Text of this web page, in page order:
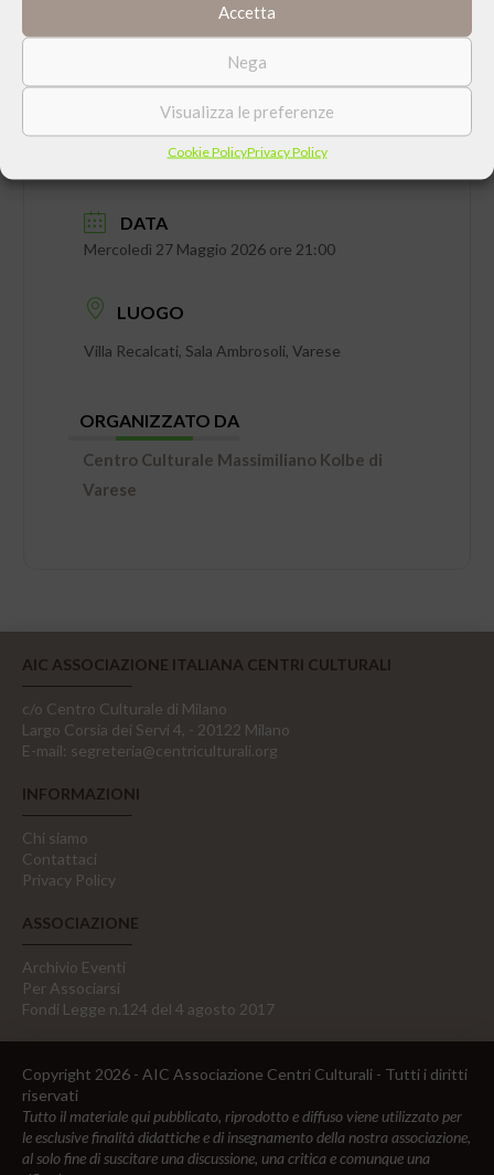
Accetta
Nega
Visualizza le preferenze
Cookie PolicyPrivacy Policy
DATA
Mercoledì 27 Maggio 2026 ore 21:00
LUOGO
Villa Recalcati, Sala Ambrosoli, Varese
ORGANIZZATO DA
Centro Culturale Massimiliano Kolbe di
Varese
AIC ASSOCIAZIONE ITALIANA CENTRI CULTURALI
c/o Centro Culturale di Milano
Largo Corsia dei Servi 4, - 20122 Milano
E-mail: segreteria@centriculturali.org
INFORMAZIONI
Chi siamo
Contattaci
Privacy Policy
ASSOCIAZIONE
Archivio Eventi
Per Associarsi
Fondi Legge n.124 del 4 agosto 2017
Copyright 2026 - AIC Associazione Centri Culturali - Tutti i diritti
riservati
Tutto il materiale qui pubblicato, riprodotto e diffuso viene utilizzato per
le esclusive finalità didattiche e di insegnamento della nostra associazione,
al solo fine di suscitare una discussione, una critica e comunque una